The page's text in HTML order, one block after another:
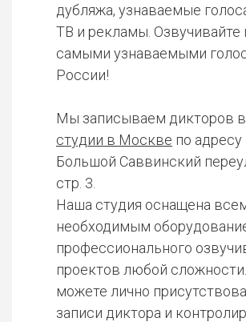
дубляжа, узнаваемые
ТВ и рекламы. Озвучивайте
самыми узнаваемыми
России!
Мы записываем дикторов в
студии в Москве по адресу
Большой Саввинский
стр. 3.
Наша студия оснащена
необходимым
профессионального
проектов любой
можете лично
записи диктора и